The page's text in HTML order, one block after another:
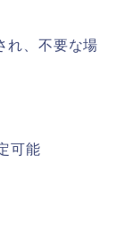
れ、不要な場
可能